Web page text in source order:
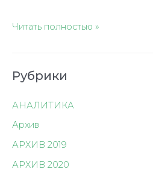
Пользуемся
правилам
Читать полностью »
Рубрики
АНАЛИТИКА
Архив
АРХИВ 2019
АРХИВ 2020